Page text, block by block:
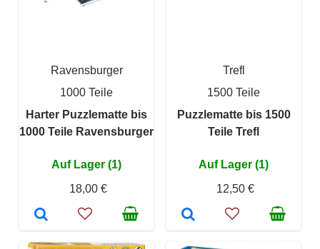
Ravensburger
1000 Teile
Harter Puzzlematte bis
1000 Teile Ravensburger
Auf Lager (1)
18,00 €
Trefl
1500 Teile
Puzzlematte bis 1500
Teile Trefl
Auf Lager (1)
12,50 €